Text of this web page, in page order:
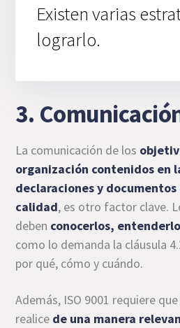
Existen varias
lograrlo.
3.
La comunicación de los
organización contenidos en
declaraciones y documentos
calidad, es otro factor clave.
deben conocerlos,
como lo demanda la cláusula
por qué, cómo y cuándo.
Además, ISO 9001 requiere
realice de una manera